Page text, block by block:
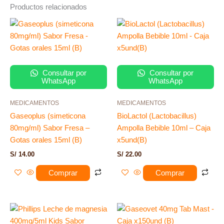
Productos relacionados
Consultar por
WhatsApp
MEDICAMENTOS
Gaseoplus (simeticona
80mg/ml) Sabor Fresa –
Gotas orales 15ml (B)
S/ 14.00
Comprar
Consultar por
WhatsApp
MEDICAMENTOS
BioLactol (Lactobacillus)
Ampolla Bebible 10ml – Caja
x5und(B)
S/ 22.00
Comprar